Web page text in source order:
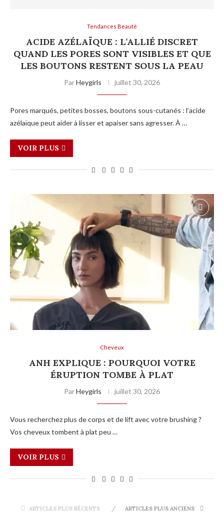
Tendances Beauté
ACIDE AZÉLAÏQUE : L’ALLIÉ DISCRET
QUAND LES PORES SONT VISIBLES ET QUE
LES BOUTONS RESTENT SOUS LA PEAU
ParHeygirls juillet 30, 2026
Pores marqués, petites bosses, boutons sous-cutanés : l’acide
azélaïque peut aider à lisser et apaiser sans agresser. À …
VOIR PLUS
Cheveux
ANH EXPLIQUE : POURQUOI VOTRE
ÉRUPTION TOMBE À PLAT
ParHeygirls juillet 30, 2026
Vous recherchez plus de corps et de lift avec votre brushing ?
Vos cheveux tombent à plat peu …
VOIR PLUS
ARTICLES PLUS RÉCENTS ARTICLES PLUS ANCIENS